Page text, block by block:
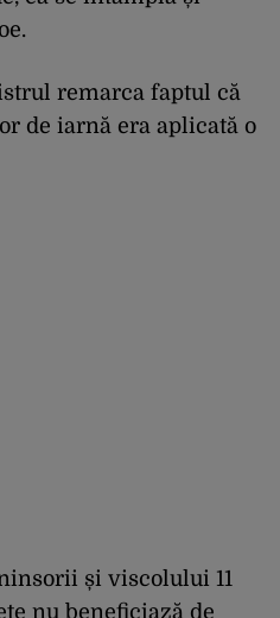
remarca faptul că
de iarnă era aplicată o
și viscolului 11
nu beneficiază de